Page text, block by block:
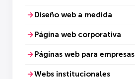
Diseño web a medida
Página web corporativa
Páginas web para empresas
Webs institucionales